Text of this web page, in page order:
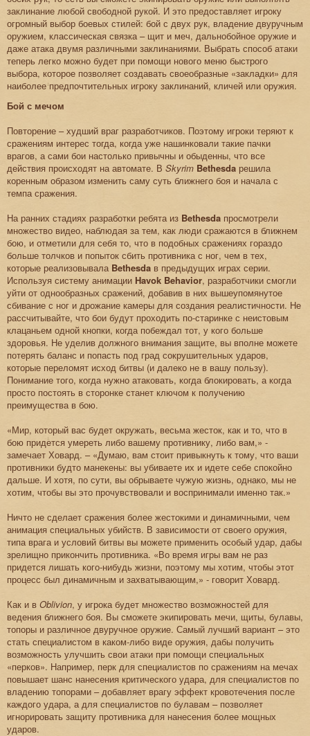
заклинание любой свободной рукой. И это предоставляет игроку
огромный выбор боевых стилей: бой с двух рук, владение двуручным
оружием, классическая связка – щит и меч, дальнобойное оружие и
даже атака двумя различными заклинаниями. Выбрать способ атаки
теперь легко можно будет при помощи нового меню быстрого
выбора, которое позволяет создавать своеобразные «закладки» для
наиболее предпочтительных игроку заклинаний, кличей или оружия.
Бой с мечом
Повторение – худший враг разработчиков. Поэтому игроки теряют к
сражениям интерес тогда, когда уже нашинковали такие пачки
врагов, а сами бои настолько привычны и обыденны, что все
действия происходят на автомате. В Skyrim Bethesda решила
коренным образом изменить саму суть ближнего боя и начала с
темпа сражения.
На ранних стадиях разработки ребята из Bethesda просмотрели
множество видео, наблюдая за тем, как люди сражаются в ближнем
бою, и отметили для себя то, что в подобных сражениях гораздо
больше толчков и попыток сбить противника с ног, чем в тех,
которые реализовывала Bethesda в предыдущих играх серии.
Используя систему анимации Havok Behavior, разработчики смогли
уйти от однообразных сражений, добавив в них вышеупомянутое
сбивание с ног и дрожание камеры для создания реалистичности. Не
рассчитывайте, что бои будут проходить по-старинке с неистовым
клацаньем одной кнопки, когда побеждал тот, у кого больше
здоровья. Не уделив должного внимания защите, вы вполне можете
потерять баланс и попасть под град сокрушительных ударов,
которые переломят исход битвы (и далеко не в вашу пользу).
Понимание того, когда нужно атаковать, когда блокировать, а когда
просто постоять в сторонке станет ключом к получению
преимущества в бою.
«Мир, который вас будет окружать, весьма жесток, как и то, что в
бою придется умереть либо вашему противнику, либо вам,» -
замечает Ховард. – «Думаю, вам стоит привыкнуть к тому, что ваши
противники будто манекены: вы убиваете их и идете себе спокойно
дальше. И хотя, по сути, вы обрываете чужую жизнь, однако, мы не
хотим, чтобы вы это прочувствовали и воспринимали именно так.»
Ничто не сделает сражения более жестокими и динамичными, чем
анимация специальных убийств. В зависимости от своего оружия,
типа врага и условий битвы вы можете применить особый удар, дабы
зрелищно прикончить противника. «Во время игры вам не раз
придется лишать кого-нибудь жизни, поэтому мы хотим, чтобы этот
процесс был динамичным и захватывающим,» - говорит Ховард.
Как и в Oblivion, у игрока будет множество возможностей для
ведения ближнего боя. Вы сможете экипировать мечи, щиты, булавы,
топоры и различное двуручное оружие. Самый лучший вариант – это
стать специалистом в каком-либо виде оружия, дабы получить
возможность улучшить свои атаки при помощи специальных
«перков». Например, перк для специалистов по сражениям на мечах
повышает шанс нанесения критического удара, для специалистов по
владению топорами – добавляет врагу эффект кровотечения после
каждого удара, а для специалистов по булавам – позволяет
игнорировать защиту противника для нанесения более мощных
ударов.